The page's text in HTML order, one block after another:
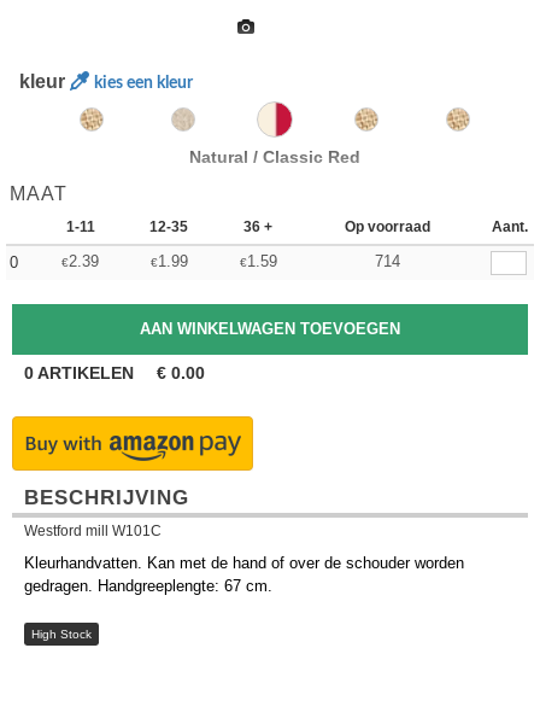
kleur kies een kleur
Natural / Classic Red
MAAT
1-11 12-35 36 + Op voorraad Aant.
0 €2.39 €1.99 €1.59 714
0ARTIKELEN € 0.00
BESCHRIJVING
Westford mill W101C
Kleurhandvatten. Kan met de hand of over de schouder worden
gedragen. Handgreeplengte: 67 cm.
High Stock